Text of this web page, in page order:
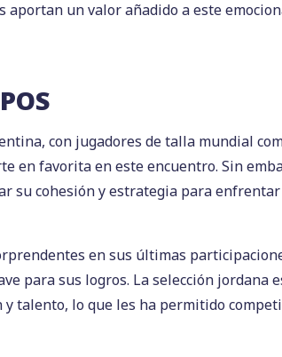
aportan un valor añadido a este
con jugadores de talla mundial
en favorita en este encuentro. Sin
su cohesión y estrategia para
en sus últimas
para sus logros. La selección jordana
talento, lo que les ha permitido